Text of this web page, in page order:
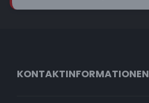
KONTAKTINFORMATIONEN